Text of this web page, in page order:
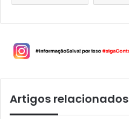
Artigos relacionados